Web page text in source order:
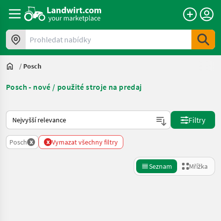
Prohledat nabídky
/ Posch
Posch - nové / použité stroje na predaj
Takto se řadí nabídky na Landwirt.com
Filtry
Posch x x Vymazat všechny filtry
Seznam Mřížka